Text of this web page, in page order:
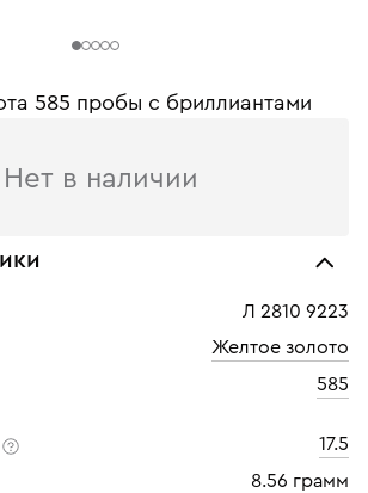
585 пробы с бриллиантами
Нет в наличии
Л 2810 9223
Желтое золото
585
17.5
8.56 грамм